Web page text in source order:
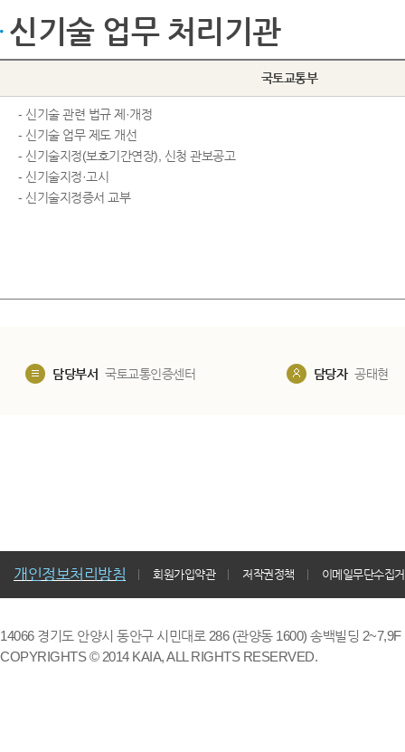
신기술 업무 처리기관
국토교통부
- 신기술 관련 법규 제·개정
- 신기술 업무 제도 개선
- 신기술지정(보호기간연장), 신청 관보공고
- 신기술지정·고시
- 신기술지정증서 교부
담당부서 국토교통인증센터 담당자 공태현
개인정보처리방침 회원가입약관 저작권정책 이메일무단수집
14066 경기도 안양시 동안구 시민대로 286 (관양동 1600) 송백빌딩
COPYRIGHTS © 2014 KAIA, ALL RIGHTS RESERVED.